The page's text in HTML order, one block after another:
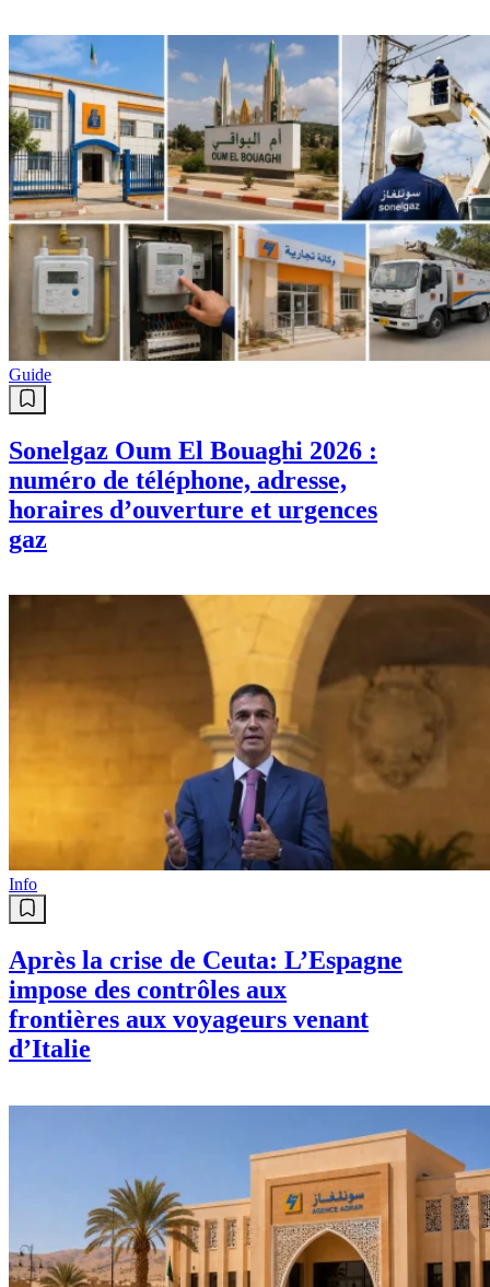
Guide
Sonelgaz Oum El Bouaghi 2026 :
numéro de téléphone, adresse,
horaires d’ouverture et urgences
gaz
Info
Après la crise de Ceuta: L’Espagne
impose des contrôles aux
frontières aux voyageurs venant
d’Italie